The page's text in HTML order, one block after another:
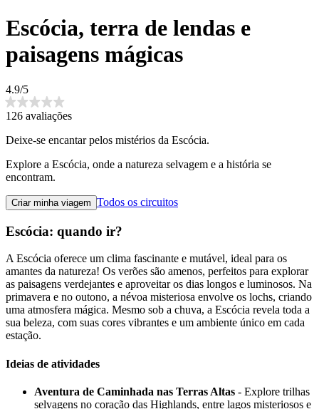
Escócia, terra de lendas e
paisagens mágicas
4.9/5
126 avaliações
Deixe-se encantar pelos mistérios da Escócia.
Explore a Escócia, onde a natureza selvagem e a história se
encontram.
Criar minha viagem Todos os circuitos
Escócia: quando ir?
A Escócia oferece um clima fascinante e mutável, ideal para os
amantes da natureza! Os verões são amenos, perfeitos para explorar
as paisagens verdejantes e aproveitar os dias longos e luminosos. Na
primavera e no outono, a névoa misteriosa envolve os lochs, criando
uma atmosfera mágica. Mesmo sob a chuva, a Escócia revela toda a
sua beleza, com suas cores vibrantes e um ambiente único em cada
estação.
Ideias de atividades
Aventura de Caminhada nas Terras Altas - Explore trilhas
selvagens no coração das Highlands, entre lagos misteriosos e